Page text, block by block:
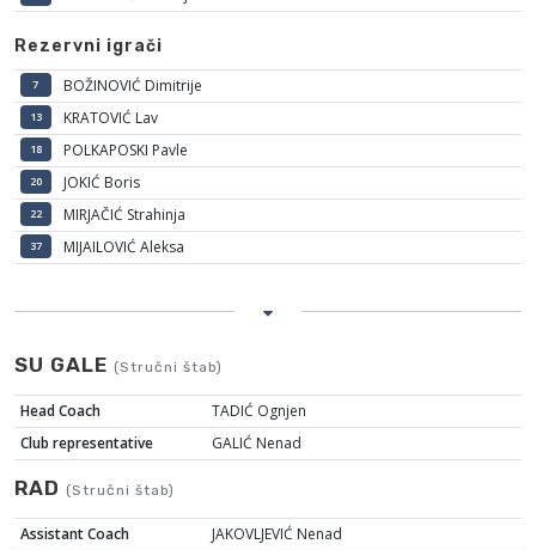
Rezervni igrači
7 BOŽINOVIĆ Dimitrije
13 KRATOVIĆ Lav
18 POLKAPOSKI Pavle
20 JOKIĆ Boris
22 MIRJAČIĆ Strahinja
37 MIJAILOVIĆ Aleksa
SU GALE (Stručni štab)
Head Coach
TADIĆ Ognjen
Club representative
GALIĆ Nenad
RAD (Stručni štab)
Assistant Coach JAKOVLJEVIĆ Nenad